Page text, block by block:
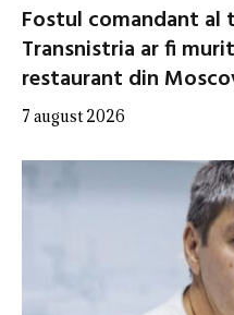
Fostul comandant al
Transnistria ar fi
restaurant din
7 august 2026